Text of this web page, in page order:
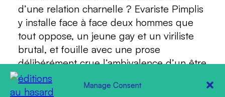
Manage Consent
d’une relation charnelle ? Evariste Pimplis
y installe face à face deux hommes que
tout oppose, un jeune gay et un viriliste
brutal, et fouille avec une prose
délibérément crue l’ambivalence d’un être
pris dans les contradictions du désir. Un
premier roman nuancé, dont la plume est